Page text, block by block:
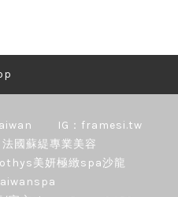
IG：framesi.tw
國蘇緹專業美容
美妍極緻spa沙龍